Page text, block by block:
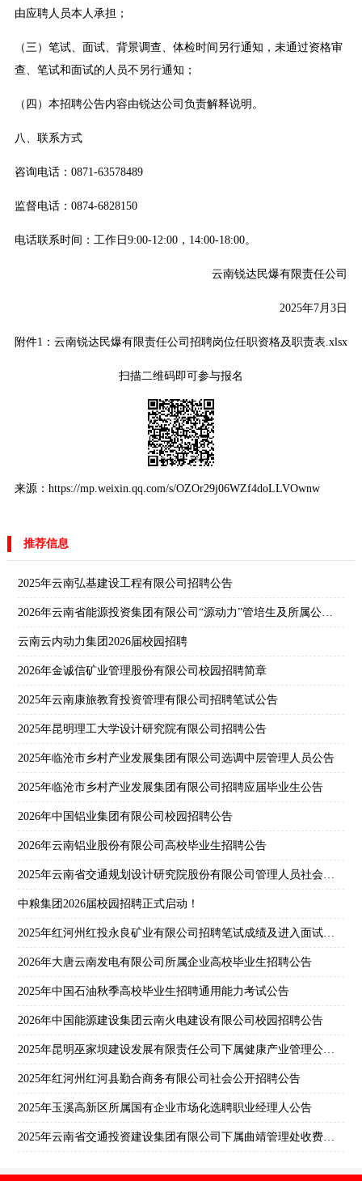
由应聘人员本人承担；
（三）笔试、面试、背景调查、体检时间另行通知，未通过资格审
查、笔试和面试的人员不另行通知；
（四）本招聘公告内容由锐达公司负责解释说明。
八、联系方式
咨询电话：0871-63578489
监督电话：0874-6828150
电话联系时间：工作日9:00-12:00，14:00-18:00。
云南锐达民爆有限责任公司
2025年7月3日
附件1：云南锐达民爆有限责任公司招聘岗位任职资格及职责表.xlsx
扫描二维码即可参与报名
来源：https://mp.weixin.qq.com/s/OZOr29j06WZf4doLLVOwnw
推荐信息
2025年云南弘基建设工程有限公司招聘公告
云南云内动力集团2026届校园招聘
2026年金诚信矿业管理股份有限公司校园招聘简章
2025年云南康旅教育投资管理有限公司招聘笔试公告
2025年昆明理工大学设计研究院有限公司招聘公告
2025年临沧市乡村产业发展集团有限公司选调中层管理人员公告
2025年临沧市乡村产业发展集团有限公司招聘应届毕业生公告
2026年中国铝业集团有限公司校园招聘公告
2026年云南铝业股份有限公司高校毕业生招聘公告
中粮集团2026届校园招聘正式启动！
2026年大唐云南发电有限公司所属企业高校毕业生招聘公告
2025年中国石油秋季高校毕业生招聘通用能力考试公告
2026年中国能源建设集团云南火电建设有限公司校园招聘公告
2025年红河州红河县勤合商务有限公司社会公开招聘公告
2025年玉溪高新区所属国有企业市场化选聘职业经理人公告